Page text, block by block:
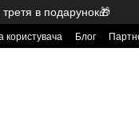
в подарунок🎁
користувача Блог